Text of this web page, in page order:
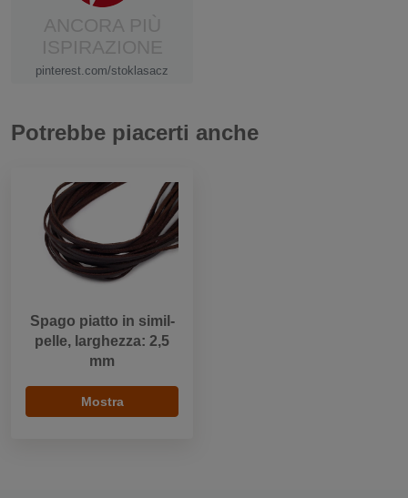
pinterest.com/stoklasacz
Potrebbe piacerti anche
Spago piatto in simil-
pelle, larghezza: 2,5
mm
Mostra